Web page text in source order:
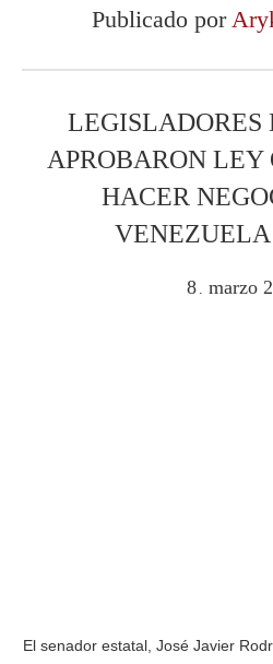
Publicado por
LEGISLADORES
APROBARON LEY
HACER
8 marzo
El senador estatal, José Javier